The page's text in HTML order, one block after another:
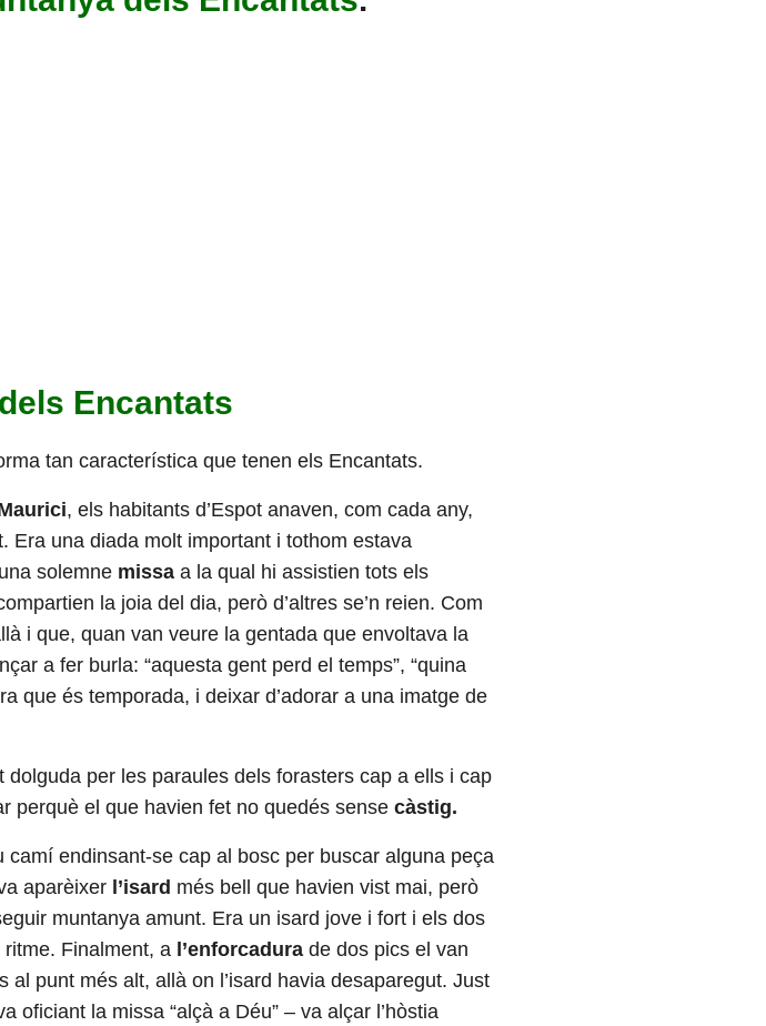
Encantats
tan característica que tenen els Encantats.
, els habitants d’Espot anaven, com cada any,
Era una diada molt important i tothom estava
solemne missaa la qual hi assistien tots els
la joia del dia, però d’altres se’n reien. Com
i que, quan van veure la gentada que envoltava la
a fer burla: “aquesta gent perd el temps”, “quina
que és temporada, i deixar d’adorar a una imatge de
per les paraules dels forasters cap a ells i cap
perquè el que havien fet no quedés sense càstig.
endinsant-se cap al bosc per buscar alguna peça
aparèixer l’isard més bell que havien vist mai, però
muntanya amunt. Era un isard jove i fort i els dos
Finalment, a l’enforcadurade dos pics el van
punt més alt, allà on l’isard havia desaparegut. Just
oficiant la missa “alçà a Déu” – va alçar l’hòstia